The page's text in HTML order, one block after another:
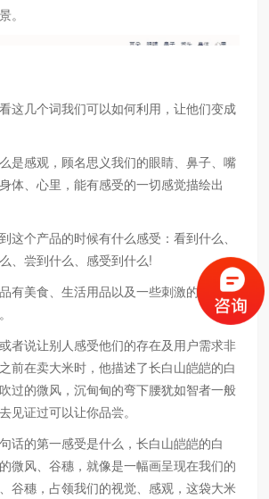
。
几个词我们可以如何利用，让他们变成
感观，顾名思义我们的眼睛、鼻子、嘴
体、心里，能有感受的一切感觉描绘出
个产品的时候有什么感受：看到什么、
、尝到什么、感受到什么!
美食、生活用品以及一些刺激的游戏门
说让别人感受他们的存在及用户需求非
前在卖大米时，他描述了长白山皑皑的白
过的微风，沉甸甸的弯下腰犹如智者一般
见证过可以让你品尝。
的第一感受是什么，长白山皑皑的白
微风、谷穗，就像是一幅画呈现在我们的
谷穗，占领我们的视觉、感观，这袋大米